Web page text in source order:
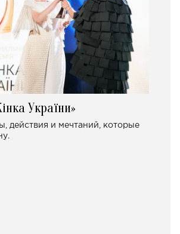
України»
действия и мечтаний, которые